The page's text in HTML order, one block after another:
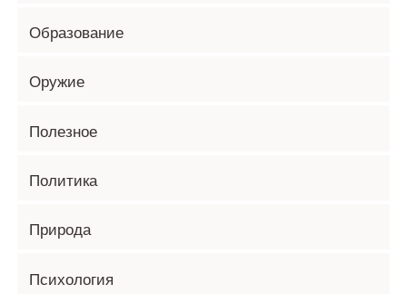
Образование
Оружие
Полезное
Политика
Природа
Психология